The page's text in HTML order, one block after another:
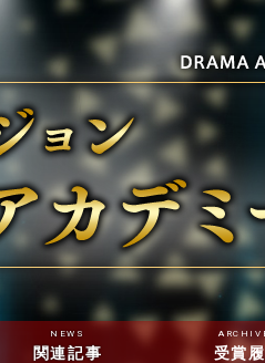
NEWS
関連記事 受賞